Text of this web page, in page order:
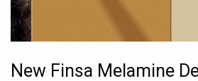
New Finsa Melamine